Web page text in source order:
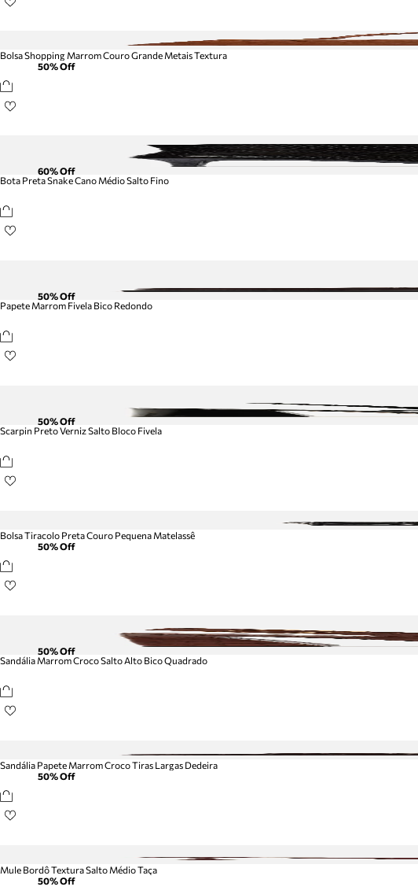
50% Off
Bolsa Shopping Marrom Couro Grande Metais Textura
60% Off
Bota Preta Snake Cano Médio Salto Fino
50% Off
Papete Marrom Fivela Bico Redondo
50% Off
Scarpin Preto Verniz Salto Bloco Fivela
50% Off
Bolsa Tiracolo Preta Couro Pequena Matelassê
50% Off
Sandália Marrom Croco Salto Alto Bico Quadrado
50% Off
Sandália Papete Marrom Croco Tiras Largas Dedeira
50% Off
Mule Bordô Textura Salto Médio Taça